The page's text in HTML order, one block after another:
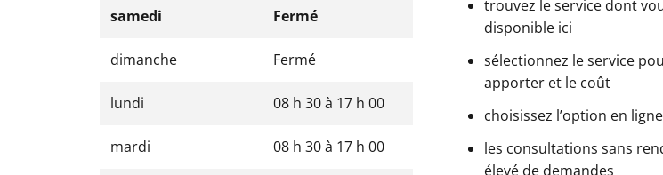
samedi Fermé
dimanche Fermé
lundi 08 h 30à 17 h 00
mardi 08 h 30à 17 h 00
trouvez le service dont
disponible ici
sélectionnez le service
apporter et le coût
choisissez l’option en
les consultations sans
élevé de demandes